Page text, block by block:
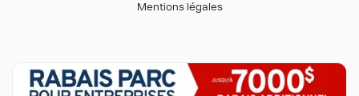
Mentions légales